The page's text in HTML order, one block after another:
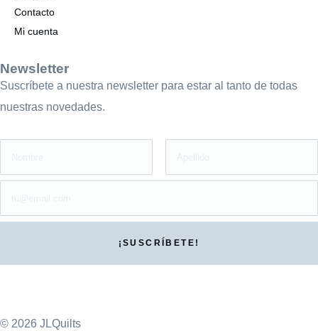
Contacto
Mi cuenta
Newsletter
Suscríbete a nuestra newsletter para estar al tanto de todas
nuestras novedades.
© 2026 JLQuilts